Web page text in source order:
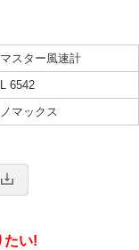
スター風速計
6542
マックス
たい!